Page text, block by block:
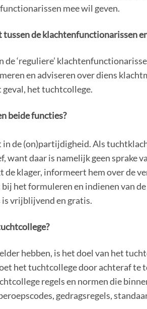
mee wil geven.
tussen de klachtenfunctionarissen
de ‘reguliere’
en adviseren over diens
het tuchtcollege.
beide functies?
de (on)partijdigheid. Als
want daar is namelijk geen sprake
de klager, informeert hem over
het formuleren en indienen van
vrijblijvend en gratis.
hebben, is het doel van het
het tuchtcollege door achteraf te
regels en normen die
gedragsregels,